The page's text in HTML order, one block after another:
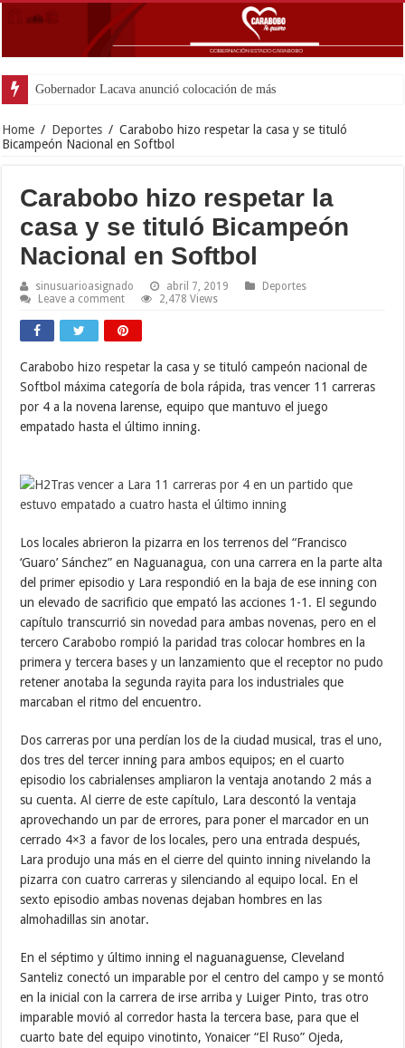
Gobernador Lacava anunció colocación de más de mil 500 tonela
Home / Deportes / Carabobo hizo respetar la casa y se tituló
Bicampeón Nacional en Softbol
Carabobo hizo respetar la
casa y se tituló Bicampeón
Nacional en Softbol
sinusuarioasignado abril 7, 2019
Deportes
Leave a comment
2,478 Views
Carabobo hizo respetar la casa y se tituló campeón nacional de
Softbol máxima categoría de bola rápida, tras vencer 11 carreras
por 4 a la novena larense, equipo que mantuvo el juego
empatado hasta el último inning.
Los locales abrieron la pizarra en los terrenos del “Francisco
‘Guaro’ Sánchez” en Naguanagua, con una carrera en la parte alta
del primer episodio y Lara respondió en la baja de ese inning con
un elevado de sacrificio que empató las acciones 1-1. El segundo
capítulo transcurrió sin novedad para ambas novenas, pero en el
tercero Carabobo rompió la paridad tras colocar hombres en la
primera y tercera bases y un lanzamiento que el receptor no pudo
retener anotaba la segunda rayita para los industriales que
marcaban el ritmo del encuentro.
Dos carreras por una perdían los de la ciudad musical, tras el uno,
dos tres del tercer inning para ambos equipos; en el cuarto
episodio los cabrialenses ampliaron la ventaja anotando 2 más a
su cuenta. Al cierre de este capítulo, Lara descontó la ventaja
aprovechando un par de errores, para poner el marcador en un
cerrado 4×3 a favor de los locales, pero una entrada después,
Lara produjo una más en el cierre del quinto inning nivelando la
pizarra con cuatro carreras y silenciando al equipo local. En el
sexto episodio ambas novenas dejaban hombres en las
almohadillas sin anotar.
En el séptimo y último inning el naguanaguense, Cleveland
Santeliz conectó un imparable por el centro del campo y se montó
en la inicial con la carrera de irse arriba y Luiger Pinto, tras otro
imparable movió al corredor hasta la tercera base, para que el
cuarto bate del equipo vinotinto, Yonaicer “El Ruso” Ojeda,